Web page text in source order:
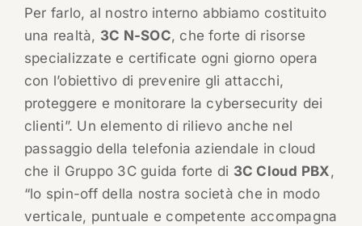
Per farlo, al nostro interno abbiamo costituito
una realtà, 3C N-SOC, che forte di risorse
specializzate e certificate ogni giorno opera
con l’obiettivo di prevenire gli attacchi,
proteggere e monitorare la cybersecurity dei
clienti”. Un elemento di rilievo anche nel
passaggio della telefonia aziendale in cloud
che il Gruppo 3C guida forte di 3C Cloud PBX,
“lo spin-off della nostra società che in modo
verticale, puntuale e competente accompagna